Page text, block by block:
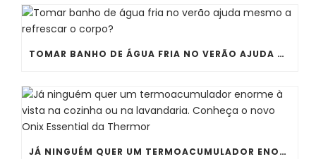
TOMAR BANHO DE ÁGUA FRIA NO VERÃO AJUDA MESMO A REFRESCAR O CORPO?
JÁ NINGUÉM QUER UM TERMOACUMULADOR ENORME À VISTA NA COZINHA OU NA LAVANDARIA. CONHEÇA O NOVO ONIX ESSENTIAL DA THERMOR